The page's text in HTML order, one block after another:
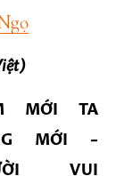
MỚI TA
MỚI –
VUI